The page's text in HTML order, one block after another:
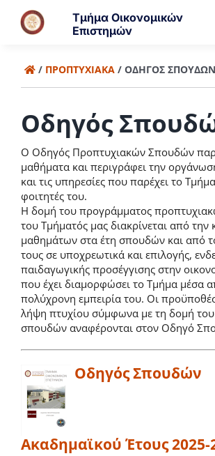
Μετάβαση
περιεχόμενο
Τμήμα Οικονομικών
Επιστημών
Τμήμα
Άνθρωποι
Προπτυχιακά
Μεταπτυχιακά
Έρευνα
/ ΠΡΟΠΤΥΧΙΑΚΆ/ ΟΔΗΓΌΣ ΣΠΟΥΔΏΝ
Οδηγός
Ο Οδηγός Προπτυχιακών Σπουδών
μαθήματα και περιγράφει την
και τις υπηρεσίες που παρέχει το
φοιτητές του.
Η δομή του προγράμματος
του Τμήματός μας διακρίνεται από
μαθημάτων στα έτη σπουδών και από
τους σε υποχρεωτικά και επιλογής,
παιδαγωγικής προσέγγισης στην
που έχει διαμορφώσει το Τμήμα μέσα
πολύχρονη εμπειρία του. Οι
λήψη πτυχίου σύμφωνα με τη δομή
σπουδών αναφέρονται στον Οδηγό
Οδηγός Σπουδών
Ακαδημαϊκού Έτους 2025-